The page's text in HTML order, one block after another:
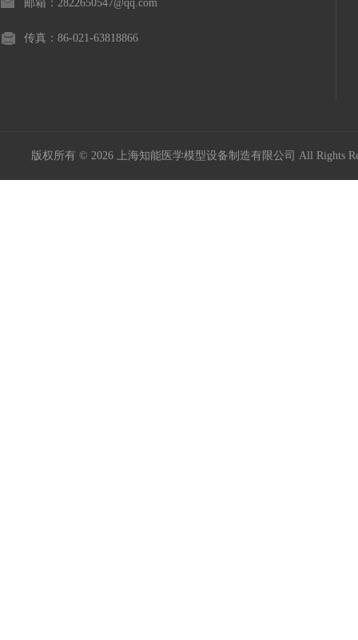
邮箱：2822650547@qq.com
传真：86-021-63818866
版权所有 © 2026 上海知能医学模型设备制造有限公司 All